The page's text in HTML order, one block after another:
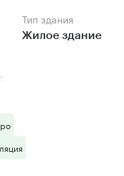
Тип здания
Жилое здание